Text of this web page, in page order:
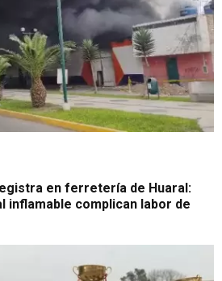
en ferretería de Huaral:
inflamable complican labor de